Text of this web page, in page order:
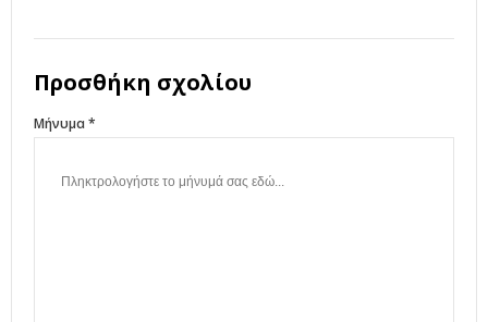
Προσθήκη σχολίου
Μήνυμα *